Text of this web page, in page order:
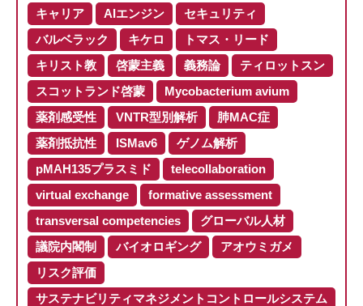
キャリア
AIエンジン
セキュリティ
バルベラック
キケロ
トマス・リード
キリスト教
啓蒙主義 義務論
ティロットスン
スコットランド啓蒙
Mycobacterium avium
薬剤感受性
VNTR型別解析
肺MAC症
薬剤抵抗性
ISMav6
ゲノム解析
pMAH135プラスミド
telecollaboration
virtual exchange
formative assessment
transversal competencies
グローバル人材
議院内閣制
バイオロギング
アオウミガメ
リスク評価
サステナビリティマネジメントコントロールシステム